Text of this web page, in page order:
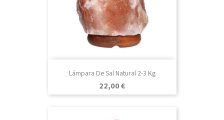
Lámpara De Sal Natural 2-3 Kg
Precio
22,00 €